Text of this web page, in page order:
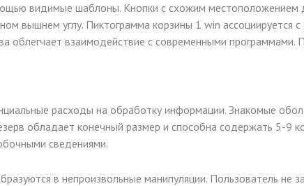
видимые шаблоны. Кнопки с схожим местоположением
вышнем углу. Пиктограмма корзины 1 win ассоциируется
облегчает взаимодействие с современными
расходы на обработку информации. Знакомые
обладает конечный размер и способна содержать 5-9
сведениями.
в непроизвольные манипуляции. Пользователь не